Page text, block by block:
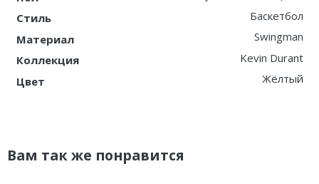
Стиль
Баскетбол
Материал
Swingman
Коллекция
Kevin Durant
Цвет
Жёлтый
Вам так же понравится